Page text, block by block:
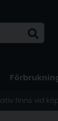
finns vid